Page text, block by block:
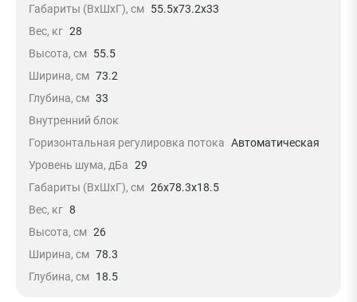
Габариты (ВхШхГ), см 55.5x73.2x33
Вес, кг 28
Высота, см 55.5
Ширина, см 73.2
Глубина, см 33
Внутренний блок
Горизонтальная регулировка потока Автоматическая
Уровень шума, дБа 29
Габариты (ВхШхГ), см 26x78.3x18.5
Вес, кг 8
Высота, см 26
Ширина, см 78.3
Глубина, см 18.5